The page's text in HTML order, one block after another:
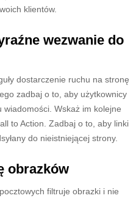
klientów.
wezwanie do
dostarczenie ruchu na stronę
zadbaj o to, aby użytkownicy
Wskaż im kolejne
to Action. Zadbaj o to, aby linki
do nieistniejącej strony.
obrazków
filtruje obrazki i nie